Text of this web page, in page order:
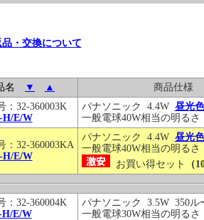
・交換について
名 ▼ ▲
商品仕様
：32-360003K
H/E/W
パナソニック 4.4W 昼光色
一般電球40W相当の明るさ
：32-360003KA
H/E/W
パナソニック 4.4W 昼光色
一般電球40W相当の明るさ
お買い得セット
（
：32-360004K
E/W
パナソニック 3.5W 350
一般電球30W相当の明るさ